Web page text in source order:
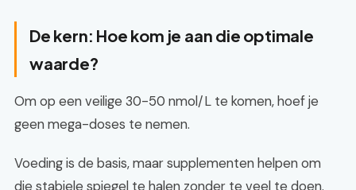
De kern: Hoe kom je aan die optimale
waarde?
Om op een veilige 30-50 nmol/L te komen, hoef je
geen mega-doses te nemen.
Voeding is de basis, maar supplementen helpen om
die stabiele spiegel te halen zonder te veel te doen.